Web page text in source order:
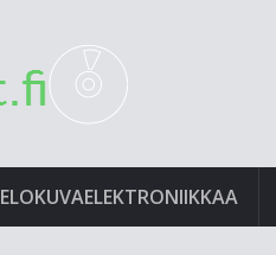
ELOKUVAELEKTRONIIKKAA